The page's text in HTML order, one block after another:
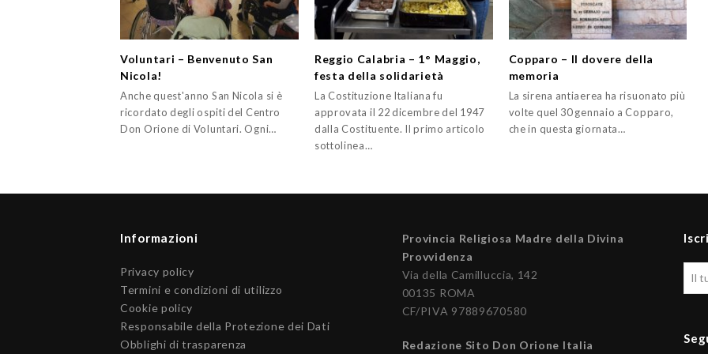
Voluntari – Benvenuto San
Nicola!
Anche quest'anno San Nicola si è
ricordato degli ospiti del Centro
Don Orione di Voluntari. Ogni…
Reggio Calabria – 1° Maggio,
festa della solidarietà
La Costituzione Italiana fu
approvata il 22 dicembre del 1947
dalla Costituente. Il primo articolo
sottolinea…
Copparo – Il dovere della
memoria
La sirena antiaerea ha risuonato più
volte quel 30 gennaio a Copparo,
che in questa giornata…
Informazioni
Privacy policy
Termini e condizioni di utilizzo
Cookie policy
Responsabile della Protezione dei Dati
Obblighi di trasparenza
Provincia Religiosa Madre della Divina
Provvidenza
Via della Camilluccia, 142
00135 ROMA
CF/PIVA 97889670580
Redazione Sito Don Orione Italia